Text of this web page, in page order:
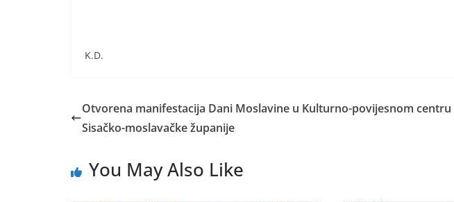
K.D.
Otvorena manifestacija Dani Moslavine u Kulturno-povijesnom centru
Sisačko-moslavačke županije
You May Also Like